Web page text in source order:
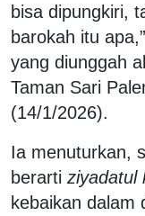
bisa dipungkiri,
barokah itu
yang diunggah
Taman Sari
(14/1/2026).
Ia menuturkan,
berarti ziyadatul
kebaikan dalam